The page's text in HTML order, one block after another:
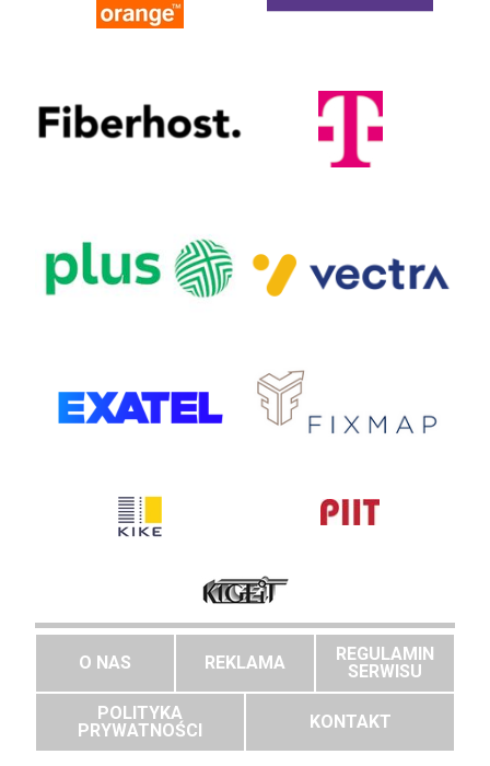
O NAS REKLAMA
REGULAMIN
SERWISU
POLITYKA
PRYWATNOŚCI
KONTAKT